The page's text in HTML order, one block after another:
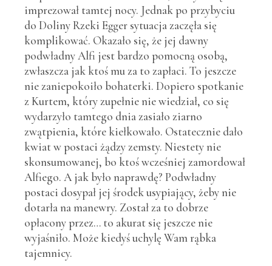
imprezował tamtej nocy. Jednak po przybyciu
do Doliny Rzeki Egger sytuacja zaczęła się
komplikować. Okazało się, że jej dawny
podwładny Alfi jest bardzo pomocną osobą,
zwłaszcza jak ktoś mu za to zapłaci. To jeszcze
nie zaniepokoiło bohaterki. Dopiero spotkanie
z Kurtem, który zupełnie nie wiedział, co się
wydarzyło tamtego dnia zasiało ziarno
zwątpienia, które kiełkowało. Ostatecznie dało
kwiat w postaci żądzy zemsty. Niestety nie
skonsumowanej, bo ktoś wcześniej zamordował
Alfiego. A jak było naprawdę? Podwładny
postaci dosypał jej środek usypiający, żeby nie
dotarła na manewry. Został za to dobrze
opłacony przez… to akurat się jeszcze nie
wyjaśniło. Może kiedyś uchylę Wam rąbka
tajemnicy.